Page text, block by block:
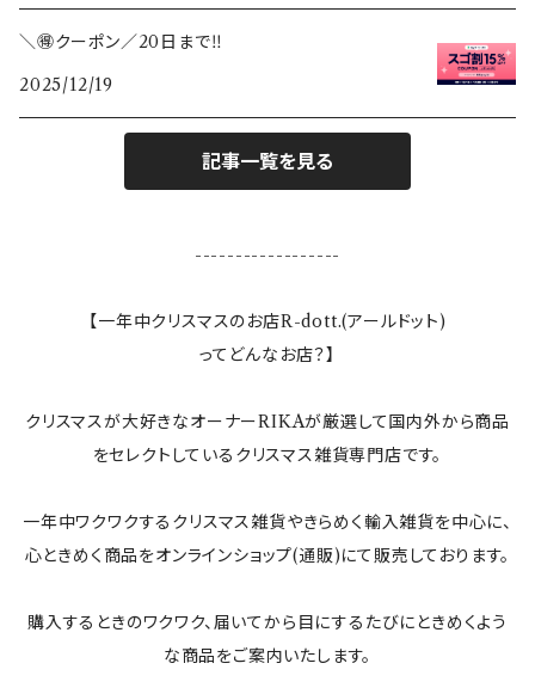
カレンダー
敷き物
すべてのインテリア雑貨
＼🉐クーポン／20日まで‼️
2025/12/19
記事一覧を見る
------------------
【一年中クリスマスのお店R-dott.(アールドット)
ってどんなお店？】
クリスマスが大好きなオーナーRIKAが厳選して国内外から商品
をセレクトしているクリスマス雑貨専門店です。
一年中ワクワクするクリスマス雑貨やきらめく輸入雑貨を中心に、
心ときめく商品をオンラインショップ(通販)にて販売しております。
購入するときのワクワク、届いてから目にするたびにときめくよう
な商品をご案内いたします。